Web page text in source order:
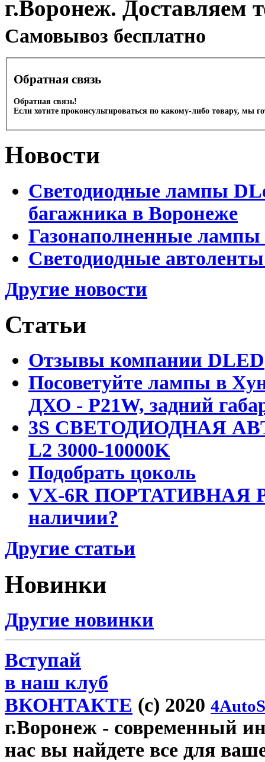
г.Воронеж. Доставляем
Cамовывоз бесплатно
Обратная связь
Обратная связь!
Если хотите проконсультироваться по какому-либо товару, мы
Новости
Светодиодные лампы
багажника в Воронеже
Газонаполненные
Светодиодные
Другие новости
Статьи
Отзывы компании DLED
Посоветуйте лампы в
ДХО - P21W, задний
3S СВЕТОДИОДНАЯ
L2 3000-10000K
Подобрать цоколь
VX-6R ПОРТАТИВНАЯ
наличии?
Другие статьи
Новинки
Другие новинки
Вступай
в наш клуб
ВКОНТАКТЕ (c) 2020
г.Воронеж - современный
нас вы найдете все для